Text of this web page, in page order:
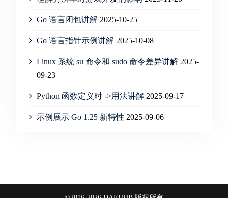
Go 语言闭包讲解 2025-10-25
Go 语言指针示例讲解 2025-10-08
Linux 系统 su 命令和 sudo 命令差异讲解 2025-
09-23
Python 函数定义时 ->用法讲解 2025-09-17
示例展示 Go 1.25 新特性 2025-09-06